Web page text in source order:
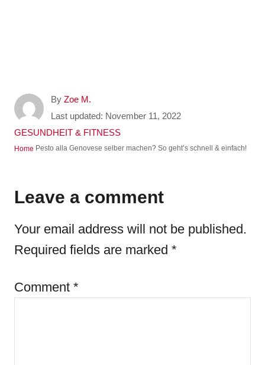
By A
u
o
Zoe M.
P
o
o
Last updated: November 11, 2022
C
a
o
i
s
GESUNDHEIT & FITNESS
Home Pesto alla Genovese selber machen? So geht’s schnell & einfach!
Leave a comment
Your email address will not be published.
Required fields are marked *
Comment *